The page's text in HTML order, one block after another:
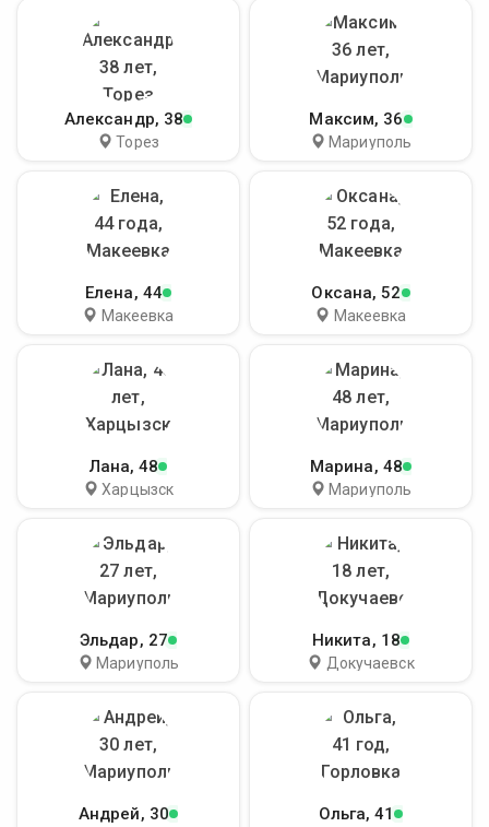
Александр, 38
Торез
Максим, 36
Мариуполь
Елена, 44
Макеевка
Оксана, 52
Макеевка
Лана, 48
Харцызск
Марина, 48
Мариуполь
Эльдар, 27
Мариуполь
Никита, 18
Докучаевск
Андрей, 30 Ольга, 41